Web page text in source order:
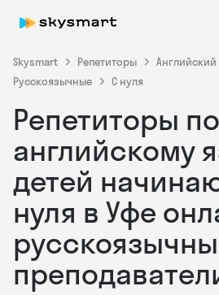
Skysmart Репетиторы Английский
Русскоязычные
С нуля
Репетиторы по
английскому
детей
нуля в Уфе
Skysmart Chat